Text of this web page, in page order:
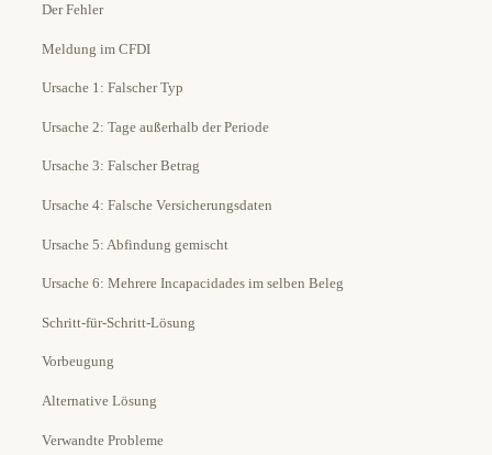
Der Fehler
Meldung im CFDI
Ursache 1: Falscher Typ
Ursache 2: Tage außerhalb der Periode
Ursache 3: Falscher Betrag
Ursache 4: Falsche Versicherungsdaten
Ursache 5: Abfindung gemischt
Ursache 6: Mehrere Incapacidades im selben Beleg
Schritt-für-Schritt-Lösung
Vorbeugung
Alternative Lösung
Verwandte Probleme